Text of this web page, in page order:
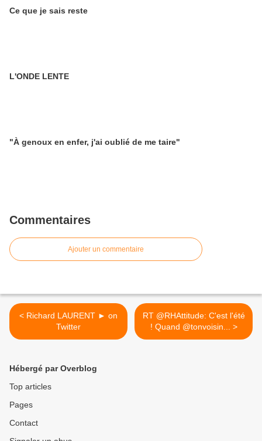
Ce que je sais reste
L'ONDE LENTE
"À genoux en enfer, j'ai oublié de me taire"
Commentaires
Ajouter un commentaire
< Richard LAURENT ► on
Twitter
RT @RHAttitude: C'est l'été
! Quand @tonvoisin... >
Hébergé par Overblog
Top articles
Pages
Contact